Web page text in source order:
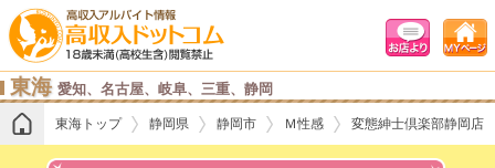
東海 愛知、名古屋、岐阜、三重、静岡
東海トップ 静岡県 静岡市 Ｍ性感 変態紳士倶楽部静岡店